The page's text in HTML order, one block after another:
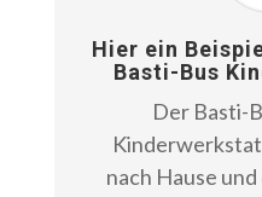
Hier ein
Basti-Bus
Der Basti-
nach Hause